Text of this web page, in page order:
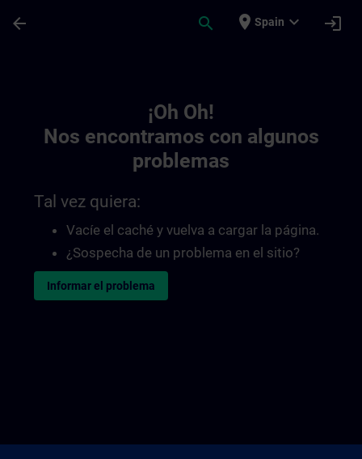
arrow_back search place Spain expand_more login
¡Oh Oh!
Nos encontramos con algunos
problemas
Tal vez quiera:
Vacíe el caché y vuelva a cargar la página.
¿Sospecha de un problema en el sitio?
Informar el problema